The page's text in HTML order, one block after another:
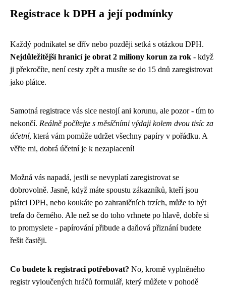
Registrace k DPH a její podmínky
Každý podnikatel se dřív nebo později setká s otázkou DPH.
Nejdůležitější hranicí je obrat 2 miliony korun za rok - když
ji překročíte, není cesty zpět a musíte se do 15 dnů zaregistrovat
jako plátce.
Samotná registrace vás sice nestojí ani korunu, ale pozor - tím to
nekončí. Reálně počítejte s měsíčními výdaji kolem dvou tisíc za
účetní, která vám pomůže udržet všechny papíry v pořádku. A
věřte mi, dobrá účetní je k nezaplacení!
Možná vás napadá, jestli se nevyplatí zaregistrovat se
dobrovolně. Jasně, když máte spoustu zákazníků, kteří jsou
plátci DPH, nebo koukáte po zahraničních trzích, může to být
trefa do černého. Ale než se do toho vrhnete po hlavě, dobře si
to promyslete - papírování přibude a daňová přiznání budete
řešit častěji.
Co budete k registraci potřebovat? No, kromě vyplněného
registr vyloučených hráčů formulář, který můžete v pohodě